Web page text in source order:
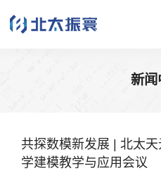
新闻
共探数模新发展 | 北太
学建模教学与应用会议